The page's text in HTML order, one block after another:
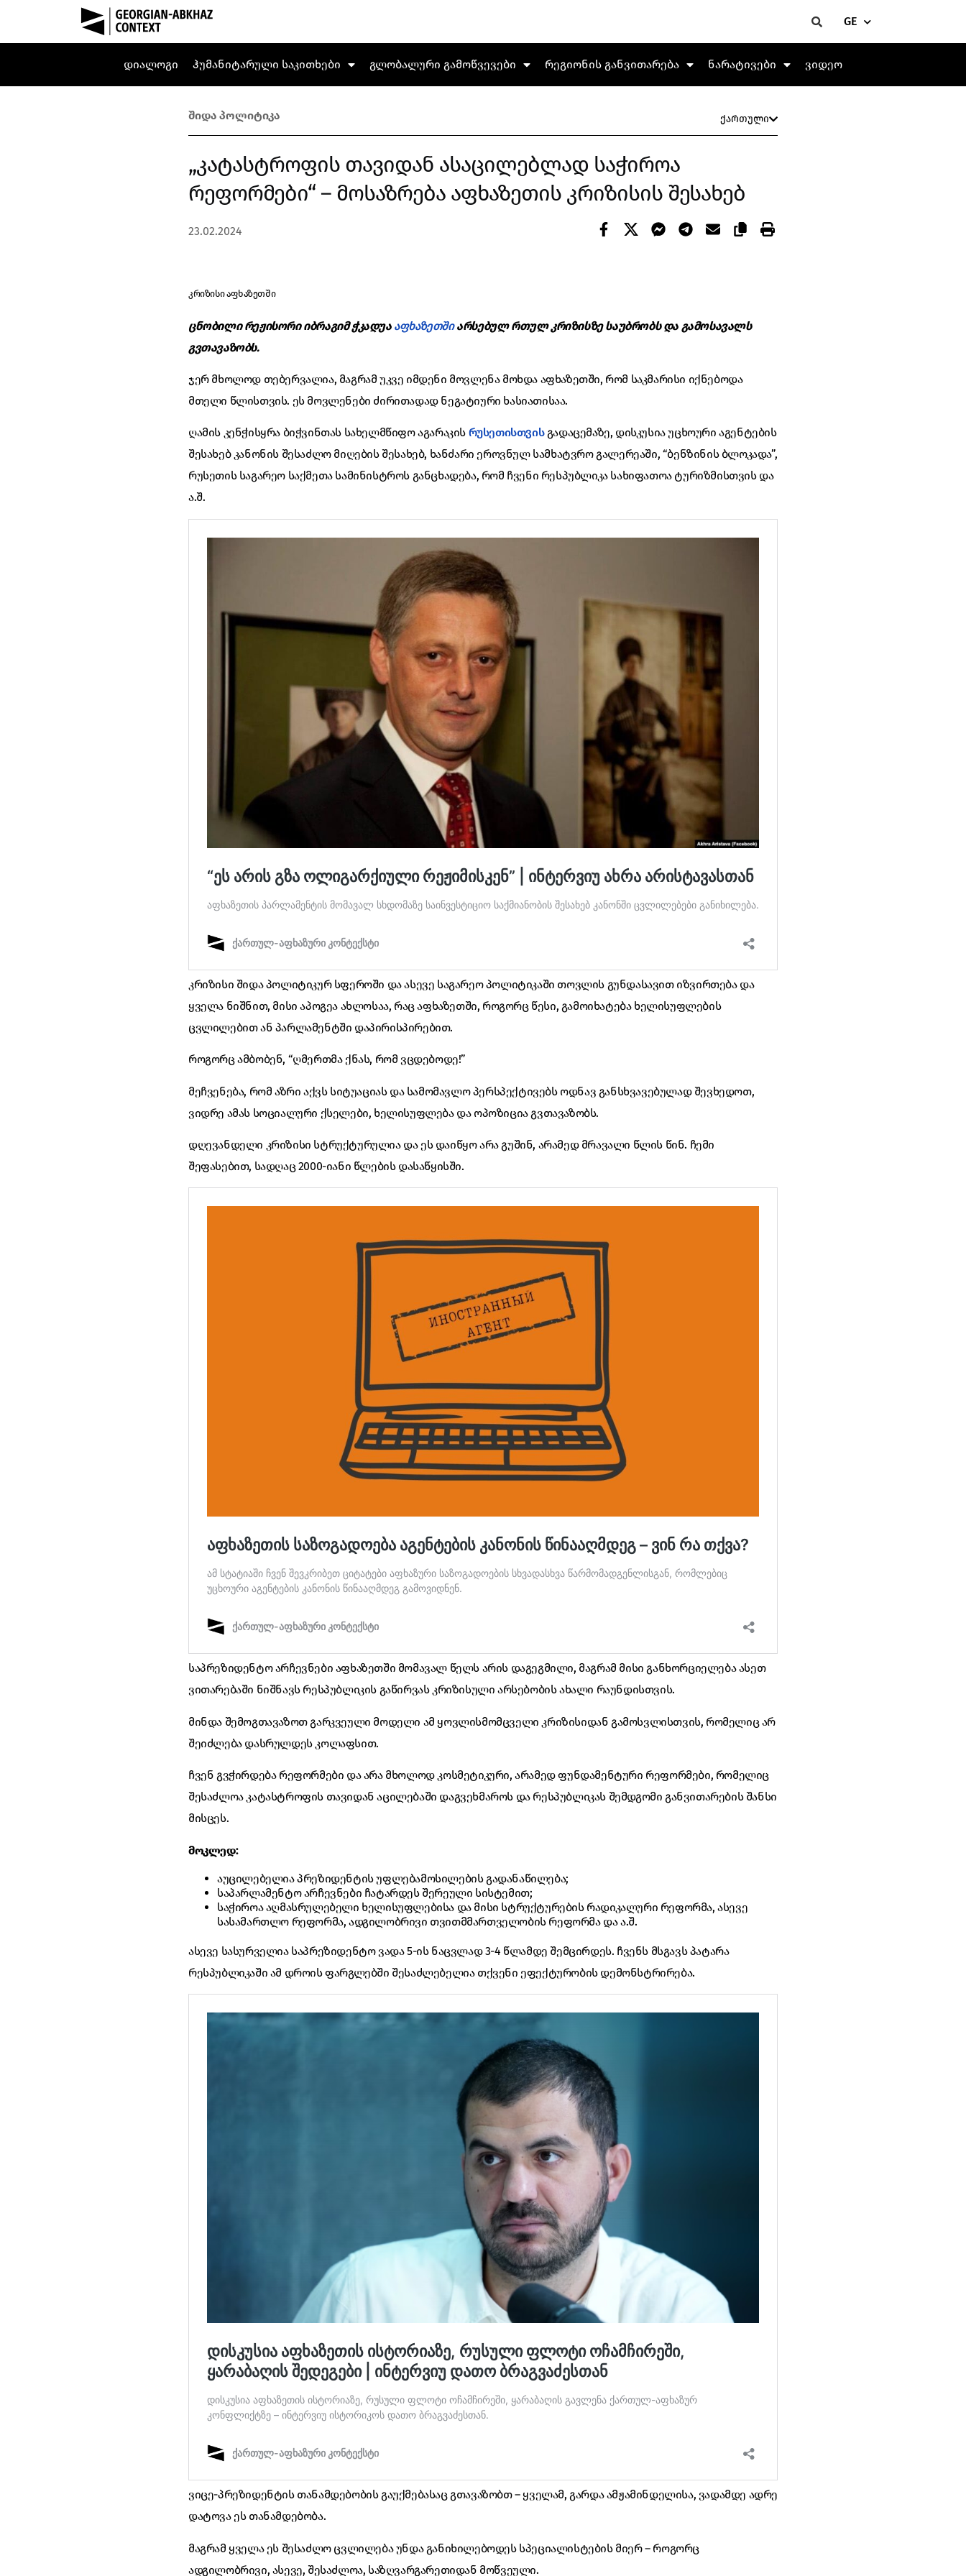
GE
დიალოგი ჰუმანიტარული საკითხები გლობალური გამოწვევები რეგიონის განვითარება ნარატივები ვიდეო
შიდა პოლიტიკა ქართული
„კატასტროფის თავიდან ასაცილებლად საჭიროა
რეფორმები“ – მოსაზრება აფხაზეთის კრიზისის შესახებ
23.02.2024
კრიზისი აფხაზეთში
ცნობილი რეჟისორი იბრაგიმ ჭკადუა აფხაზეთშიარსებულ რთულ კრიზისზე საუბრობს და გამოსავალს
გვთავაზობს.
ჯერ მხოლოდ თებერვალია, მაგრამ უკვე იმდენი მოვლენა მოხდა აფხაზეთში, რომ საკმარისი იქნებოდა
მთელი წლისთვის. ეს მოვლენები ძირითადად ნეგატიური ხასიათისაა.
ღამის კენჭისყრა ბიჭვინთას სახელმწიფო აგარაკის რუსეთისთვისგადაცემაზე, დისკუსია უცხოური აგენტების
შესახებ კანონის შესაძლო მიღების შესახებ, ხანძარი ეროვნულ სამხატვრო გალერეაში, “ბენზინის ბლოკადა”,
რუსეთის საგარეო საქმეთა სამინისტროს განცხადება, რომ ჩვენი რესპუბლიკა სახიფათოა ტურიზმისთვის და
ა.შ.
კრიზისი შიდა პოლიტიკურ სფეროში და ასევე საგარეო პოლიტიკაში თოვლის გუნდასავით იზვირთება და
ყველა ნიშნით, მისი აპოგეა ახლოსაა, რაც აფხაზეთში, როგორც წესი, გამოიხატება ხელისუფლების
ცვლილებით ან პარლამენტში დაპირისპირებით.
როგორც ამბობენ, “ღმერთმა ქნას, რომ ვცდებოდე!”
მეჩვენება, რომ აზრი აქვს სიტუაციას და სამომავლო პერსპექტივებს ოდნავ განსხვავებულად შევხედოთ,
ვიდრე ამას სოციალური ქსელები, ხელისუფლება და ოპოზიცია გვთავაზობს.
დღევანდელი კრიზისი სტრუქტურულია და ეს დაიწყო არა გუშინ, არამედ მრავალი წლის წინ. ჩემი
შეფასებით, სადღაც 2000-იანი წლების დასაწყისში.
საპრეზიდენტო არჩევნები აფხაზეთში მომავალ წელს არის დაგეგმილი, მაგრამ მისი განხორციელება ასეთ
ვითარებაში ნიშნავს რესპუბლიკის გაწირვას კრიზისული არსებობის ახალი რაუნდისთვის.
მინდა შემოგთავაზოთ გარკვეული მოდელი ამ ყოვლისმომცველი კრიზისიდან გამოსვლისთვის, რომელიც არ
შეიძლება დასრულდეს კოლაფსით.
ჩვენ გვჭირდება რეფორმები და არა მხოლოდ კოსმეტიკური, არამედ ფუნდამენტური რეფორმები, რომელიც
შესაძლოა კატასტროფის თავიდან აცილებაში დაგვეხმაროს და რესპუბლიკას შემდგომი განვითარების შანსი
მისცეს.
მოკლედ:
აუცილებელია პრეზიდენტის უფლებამოსილების გადანაწილება;
საპარლამენტო არჩევნები ჩატარდეს შერეული სისტემით;
საჭიროა აღმასრულებელი ხელისუფლებისა და მისი სტრუქტურების რადიკალური რეფორმა, ასევე
სასამართლო რეფორმა, ადგილობრივი თვითმმართველობის რეფორმა და ა.შ.
ასევე სასურველია საპრეზიდენტო ვადა 5-ის ნაცვლად 3-4 წლამდე შემცირდეს. ჩვენს მსგავს პატარა
რესპუბლიკაში ამ დროის ფარგლებში შესაძლებელია თქვენი ეფექტურობის დემონსტრირება.
ვიცე-პრეზიდენტის თანამდებობის გაუქმებასაც გთავაზობთ – ყველამ, გარდა ამჟამინდელისა, ვადამდე ადრე
დატოვა ეს თანამდებობა.
მაგრამ ყველა ეს შესაძლო ცვლილება უნდა განიხილებოდეს სპეციალისტების მიერ – როგორც
ადგილობრივი, ასევე, შესაძლოა, საზღვარგარეთიდან მოწვეული.